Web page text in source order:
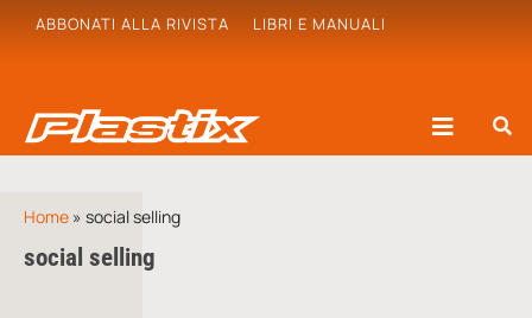
ABBONATI ALLA RIVISTA LIBRI E MANUALI
Home » social selling
social selling